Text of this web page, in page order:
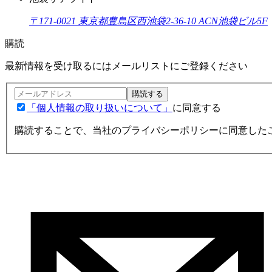
〒171-0021 東京都豊島区西池袋2-36-10 ACN池袋ビル5F
購読
最新情報を受け取るにはメールリストにご登録ください
購読する
「個人情報の取り扱いについて」 に同意する
購読することで、当社のプライバシーポリシーに同意した